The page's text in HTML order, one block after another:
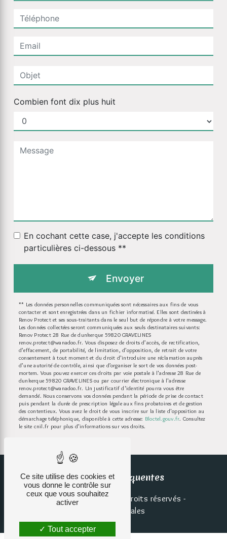
Combien font dix plus huit
En cochant cette case, j'accepte les conditions
particulières ci-dessous **
Envoyer
** Les données personnelles communiquées sont nécessaires aux fins de vous
contacter et sont enregistrées dans un fichier informatisé. Elles sont destinées à
Renov Protect et ses sous-traitants dans le seul but de répondre à votre message.
Les données collectées seront communiquées aux seuls destinataires suivants:
Renov Protect 28 Rue de dunkerque 59820 GRAVELINES
renov.protect@wanadoo.fr. Vous disposez de droits d’accès, de rectification,
d’effacement, de portabilité, de limitation, d’opposition, de retrait de votre
consentement à tout moment et du droit d’introduire une réclamation auprès
d’une autorité de contrôle, ainsi que d’organiser le sort de vos données post-
mortem. Vous pouvez exercer ces droits par voie postale à l'adresse 28 Rue de
dunkerque 59820 GRAVELINES ou par courrier électronique à l'adresse
renov.protect@wanadoo.fr. Un justificatif d'identité pourra vous être
demandé. Nous conservons vos données pendant la période de prise de contact
puis pendant la durée de prescription légale aux fins probatoires et de gestion
des contentieux. Vous avez le droit de vous inscrire sur la liste d'opposition au
démarchage téléphonique, disponible à cette adresse:
Bloctel.gouv.fr. Consultez
le site cnil.fr pour plus d’informations sur vos droits.
Recherches fréquentes
©Vistalid- 2026 - Tous droits réservés -
Mentions légales
Ce site utilise des cookies et
vous donne le contrôle sur
ceux que vous souhaitez
activer
Tout accepter